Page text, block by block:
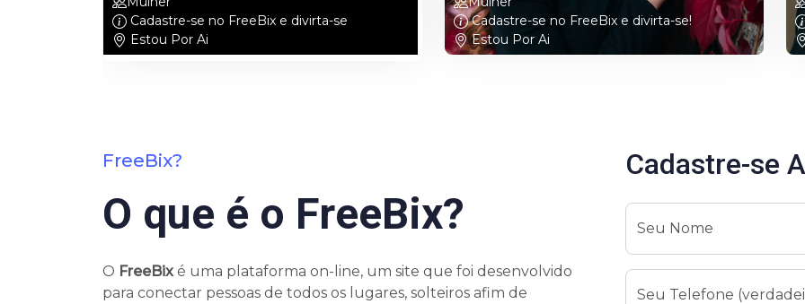
Cadastre-se no FreeBix e divirta-se
Estou Por Ai
Cadastre-se no FreeBix e divirta-se!
Estou Por Ai
FreeBix?
O que é o FreeBix?
O FreeBix é uma plataforma on-line, um site que foi desenvolvido
para conectar pessoas de todos os lugares, solteiros afim de
Cadastre-se
Seu Nome
Seu Telefone